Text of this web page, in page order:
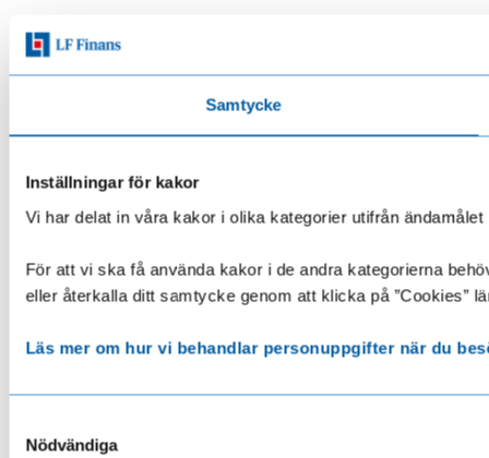
Samtycke
Inställningar för kakor
Vi har delat in våra kakor i olika kategorier utifrån
För att vi ska få använda kakor i de andra kategorierna
eller återkalla ditt samtycke genom att klicka på ”Cookies”
Läs mer om hur vi behandlar personuppgifter när du
Nödvändiga